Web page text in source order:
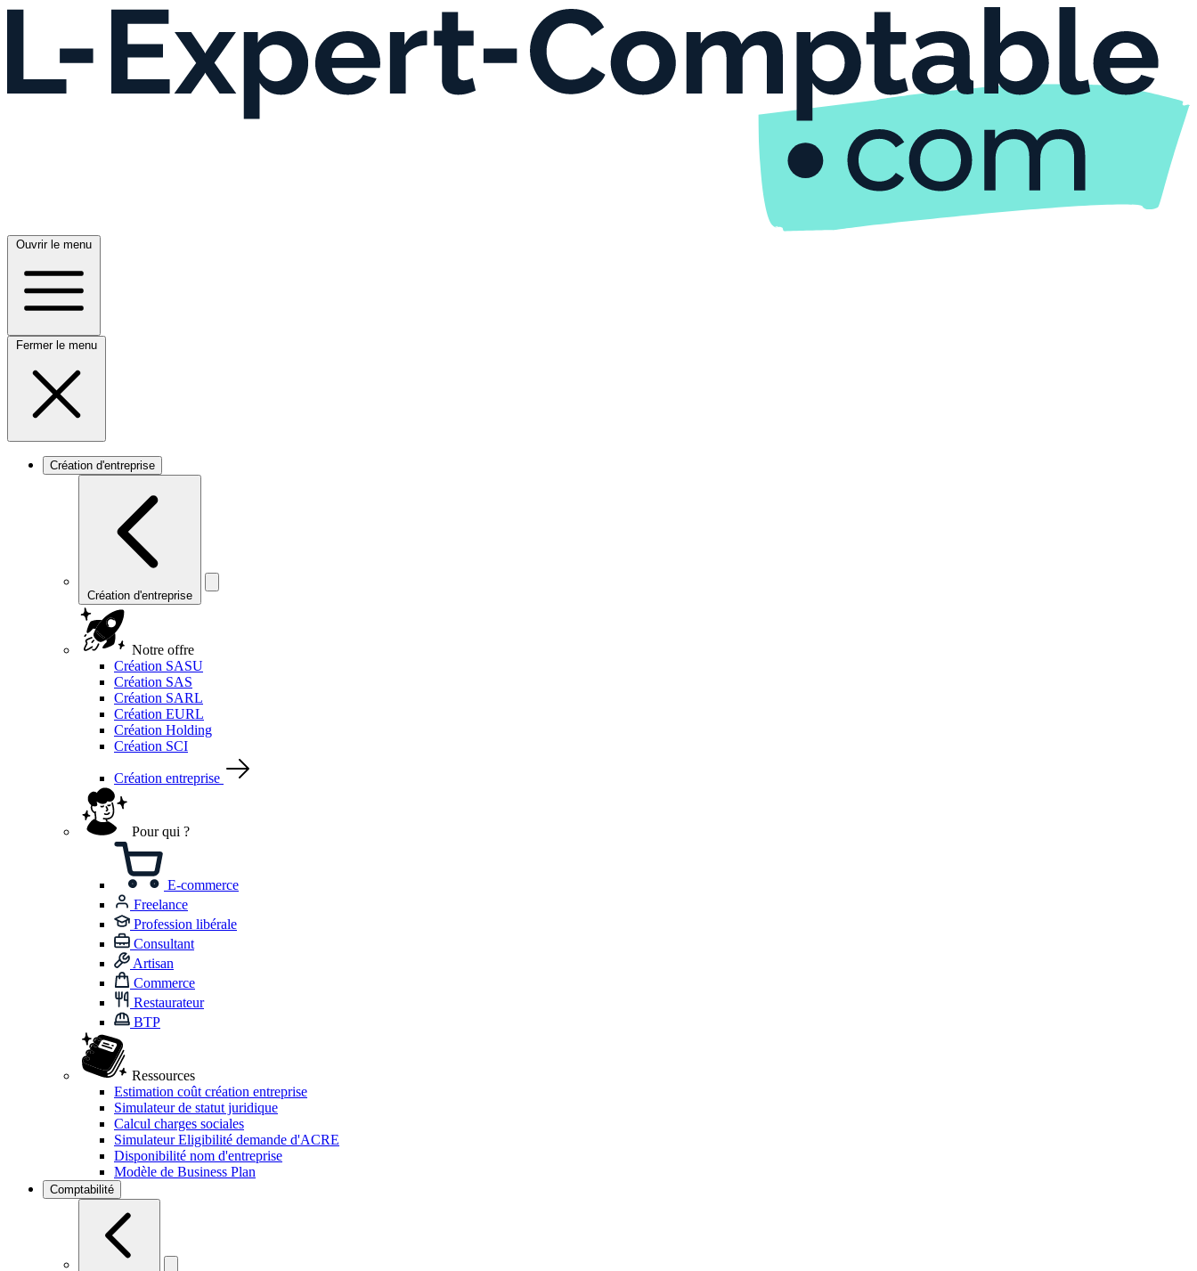
Ouvrir le menu
Fermer le menu
Création d'entreprise
Création d'entreprise
Notre offre
Création SASU
Création SAS
Création SARL
Création EURL
Création Holding
Création SCI
Création entreprise
Pour qui ?
E-commerce
Freelance
Profession libérale
Consultant
Artisan
Commerce
Restaurateur
BTP
Ressources
Estimation coût création entreprise
Simulateur de statut juridique
Calcul charges sociales
Simulateur Eligibilité demande d'ACRE
Disponibilité nom d'entreprise
Modèle de Business Plan
Comptabilité